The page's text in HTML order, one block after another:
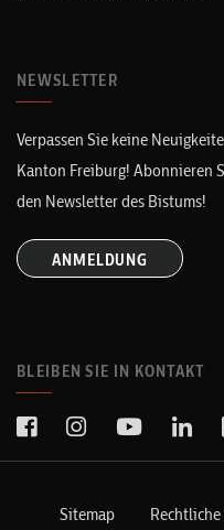
NEWSLETTER
Verpassen Sie keine
Kanton Freiburg! Abonnieren
den Newsletter des Bistums!
ANMELDUNG
BLEIBEN SIE IN KONTAKT
Sitemap